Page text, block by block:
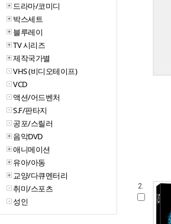
드라마/코미디
박스세트
블루레이
TV 시리즈
제작국가별
VHS (비디오테이프)
VCD
액션/어드벤처
S.F/판타지
공포/스릴러
음악DVD
애니메이션
유아/아동
교양/다큐멘터리
취미/스포츠
성인
2.